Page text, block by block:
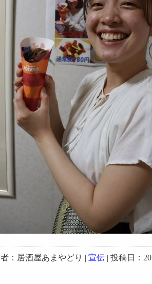
：居酒屋あまやどり | 宣伝 | 投稿日：